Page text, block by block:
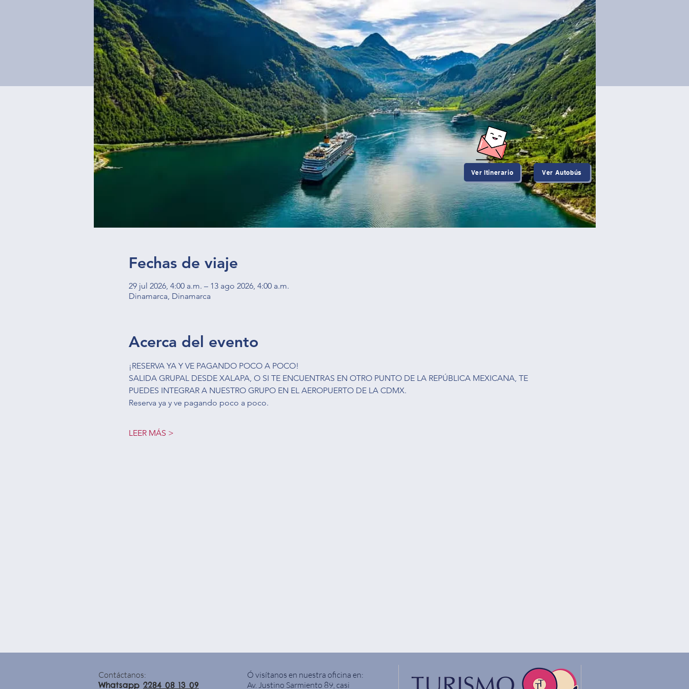
Fechas de viaje
29 jul 2026, 4:00 a.m. – 13 ago 2026, 4:00 a.m.
Dinamarca, Dinamarca
Acerca del evento
¡RESERVA YA Y VE PAGANDO POCO A POCO!
SALIDA GRUPAL DESDE XALAPA, O SI TE ENCUENTRAS EN OTRO PUNTO DE LA REPÚBLICA MEXICANA, TE
PUEDES INTEGRAR A NUESTRO GRUPO EN EL AEROPUERTO DE LA CDMX.
Reserva ya y ve pagando poco a poco.
LEER MÁS >
Ver Autobús
Ver Itinerario
Contáctanos:
Whatsapp 2284 08 13 09
Ó visítanos en nuestra oficina en:
Av. Justino Sarmiento 89, casi